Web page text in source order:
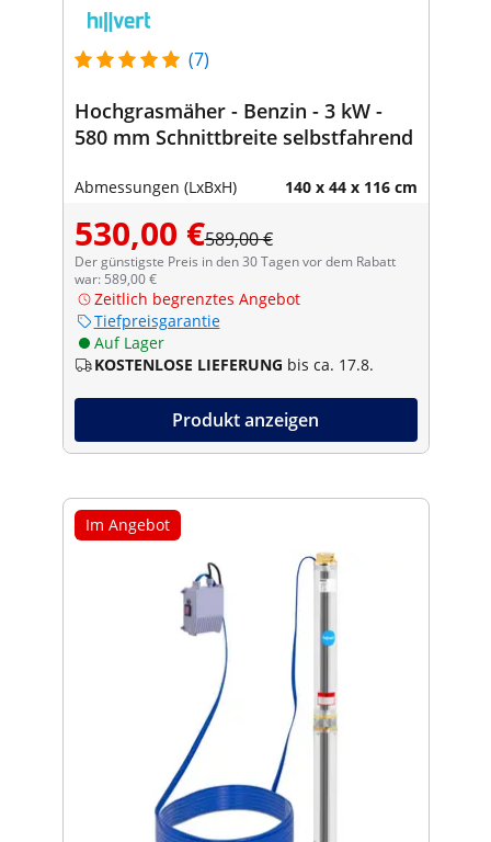
(7)
Hochgrasmäher - Benzin - 3 kW -
580 mm Schnittbreite selbstfahrend
Abmessungen (LxBxH) 140 x 44 x 116 cm
530,00 €589,00 €
Der günstigste Preis in den 30 Tagen vor dem Rabatt
war: 589,00 €
Zeitlich begrenztes Angebot
Tiefpreisgarantie
Auf Lager
KOSTENLOSE LIEFERUNG bis ca. 17.8.
Produkt anzeigen
Im Angebot